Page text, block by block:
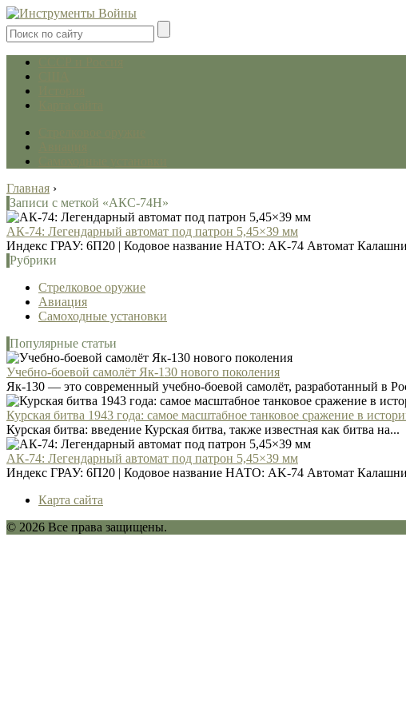
Главная ›
Записи с меткой «АКС-74Н»
АК-74: Легендарный автомат под патрон 5,45×39 мм
Индекс ГРАУ: 6П20 | Кодовое название НАТО: AK-74 Автомат
Рубрики
Стрелковое оружие
Авиация
Самоходные установки
Популярные статьи
Учебно-боевой самолёт Як-130 нового поколения
Як-130 — это современный учебно-боевой самолёт, разработанный в
Курская битва 1943 года: самое масштабное танковое сражение в
Курская битва: введение Курская битва, также известная как битва на...
АК-74: Легендарный автомат под патрон 5,45×39 мм
Индекс ГРАУ: 6П20 | Кодовое название НАТО: AK-74 Автомат
Карта сайта
© 2026 Все права защищены.